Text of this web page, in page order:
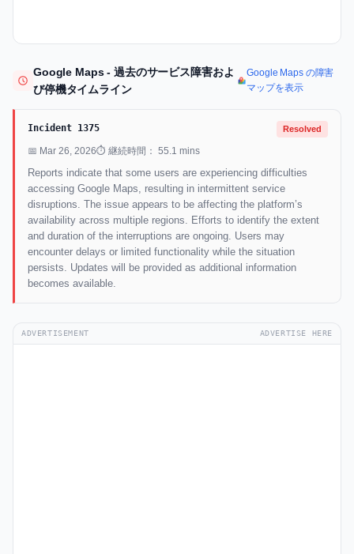
Google Maps - 過去のサービス障害およ
び停機タイムライン
Google Maps の障害
マップを表示
Incident 1375 Resolved
📅 Mar 26, 2026⏱ 継続時間： 55.1 mins
Reports indicate that some users are experiencing difficulties
accessing Google Maps, resulting in intermittent service
disruptions. The issue appears to be affecting the platform’s
availability across multiple regions. Efforts to identify the extent
and duration of the interruptions are ongoing. Users may
encounter delays or limited functionality while the situation
persists. Updates will be provided as additional information
becomes available.
ADVERTISEMENT ADVERTISE HERE